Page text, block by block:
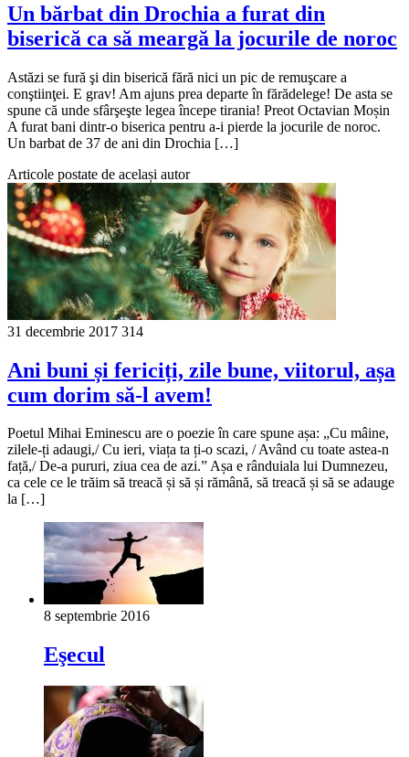
Un bărbat din Drochia a furat din
biserică ca să meargă la jocurile de noroc
Astăzi se fură şi din biserică fără nici un pic de remuşcare a
conştiinţei. E grav! Am ajuns prea departe în fărădelege! De asta se
spune că unde sfârşeşte legea începe tirania! Preot Octavian Moșin
A furat bani dintr-o biserica pentru a-i pierde la jocurile de noroc.
Un barbat de 37 de ani din Drochia […]
Articole postate de același autor
31 decembrie 2017 314
Ani buni și fericiți, zile bune, viitorul, așa
cum dorim să-l avem!
Poetul Mihai Eminescu are o poezie în care spune așa: „Cu mâine,
zilele-ți adaugi,/ Cu ieri, viața ta ți-o scazi, / Având cu toate astea-n
față,/ De-a pururi, ziua cea de azi.” Așa e rânduiala lui Dumnezeu,
ca cele ce le trăim să treacă și să și rămână, să treacă și să se adauge
la […]
8 septembrie 2016
Eşecul